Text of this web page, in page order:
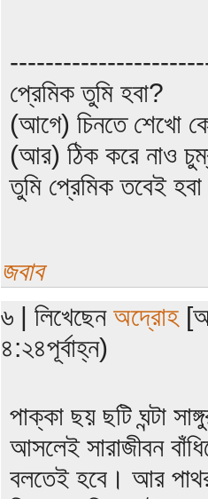
প্রেমিক তুমি হবা?
(আগে) চিনতে শেখো
(আর) ঠিক করে নাও
তুমি প্রেমিক তবেই
জবাব
৬ | লিখেছেন অদ্রোহ
৪:২৪পূর্বাহ্ন)
পাক্কা ছয় ছটি ঘন্টা
আসলেই সারাজীবন
বলতেই হবে। আর